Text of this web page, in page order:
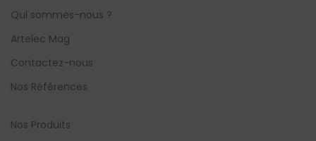
Qui sommes-nous ?
Artelec Mag
Contactez-nous
Nos Références
Nos Produits